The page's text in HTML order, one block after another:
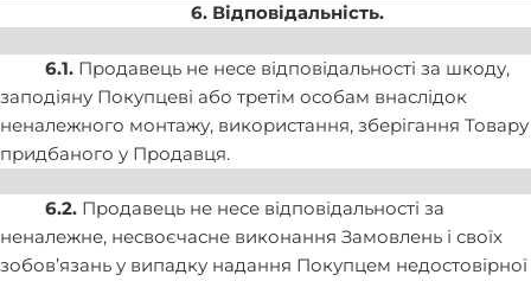
6. Відповідальність.
6.1.Продавець не несе відповідальності за шкоду,
заподіяну Покупцеві або третім особам внаслідок
неналежного монтажу, використання, зберігання Товару
придбаного у Продавця.
6.2.Продавець не несе відповідальності за
неналежне, несвоєчасне виконання Замовлень і своїх
зобов’язань у випадку надання Покупцем недостовірної